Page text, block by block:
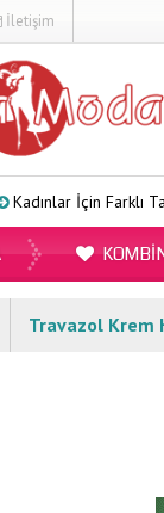
İletişim
İçin Farklı Tarzlara
Travazol Krem